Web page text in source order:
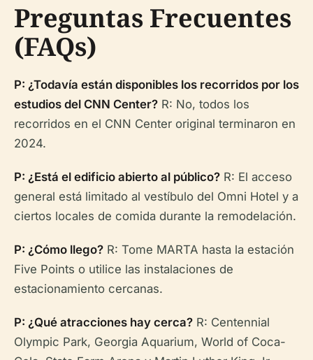
Preguntas Frecuentes
(FAQs)
P: ¿Todavía están disponibles los recorridos por los
estudios del CNN Center? R: No, todos los
recorridos en el CNN Center original terminaron en
2024.
P: ¿Está el edificio abierto al público? R: El acceso
general está limitado al vestíbulo del Omni Hotel y a
ciertos locales de comida durante la remodelación.
P: ¿Cómo llego? R: Tome MARTA hasta la estación
Five Points o utilice las instalaciones de
estacionamiento cercanas.
P: ¿Qué atracciones hay cerca? R: Centennial
Olympic Park, Georgia Aquarium, World of Coca-